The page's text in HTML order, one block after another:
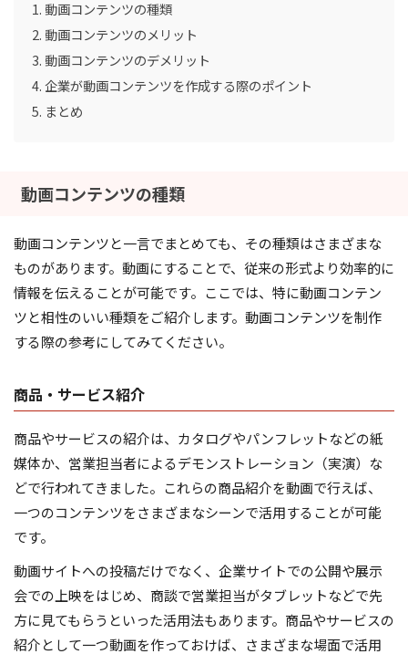
動画コンテンツの種類
動画コンテンツのメリット
動画コンテンツのデメリット
企業が動画コンテンツを作成する際のポイント
まとめ
動画コンテンツの種類
動画コンテンツと一言でまとめても、その種類はさまざまな
ものがあります。動画にすることで、従来の形式より効率的に
情報を伝えることが可能です。ここでは、特に動画コンテン
ツと相性のいい種類をご紹介します。動画コンテンツを制作
する際の参考にしてみてください。
商品・サービス紹介
商品やサービスの紹介は、カタログやパンフレットなどの紙
媒体か、営業担当者によるデモンストレーション（実演）な
どで行われてきました。これらの商品紹介を動画で行えば、
一つのコンテンツをさまざまなシーンで活用することが可能
です。
動画サイトへの投稿だけでなく、企業サイトでの公開や展示
会での上映をはじめ、商談で営業担当がタブレットなどで先
方に見てもらうといった活用法もあります。商品やサービスの
紹介として一つ動画を作っておけば、さまざまな場面で活用